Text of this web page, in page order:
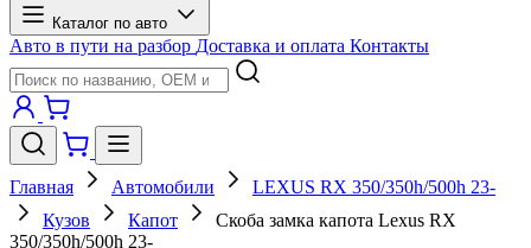
Каталог по авто
Авто в пути на разбор Доставка и оплата Контакты
Главная Автомобили
LEXUS RX 350/350h/500h 23-
Кузов
Капот
Скоба замка капота Lexus RX
350/350h/500h 23-